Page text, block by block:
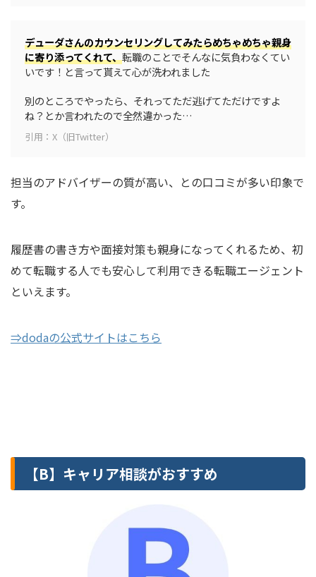
デューダさんのカウンセリングしてみたらめちゃめちゃ親身
に寄り添ってくれて、転職のことでそんなに気負わなくてい
いです！と言って貰えて心が洗われました
別のところでやったら、それってただ逃げてただけですよ
ね？とか言われたので全然違かった…
引用：X（旧Twitter）
担当のアドバイザーの質が高い、との口コミが多い印象で
す。
履歴書の書き方や面接対策も親身になってくれるため、初
めて転職する人でも安心して利用できる転職エージェント
といえます。
⇒dodaの公式サイトはこちら
【B】キャリア相談がおすすめ